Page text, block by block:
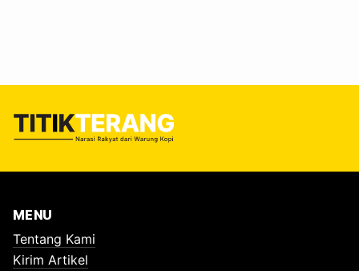
MENU
Tentang Kami
Kirim Artikel